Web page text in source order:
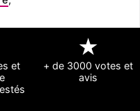
et
★
+ de 3000 votes et
avis